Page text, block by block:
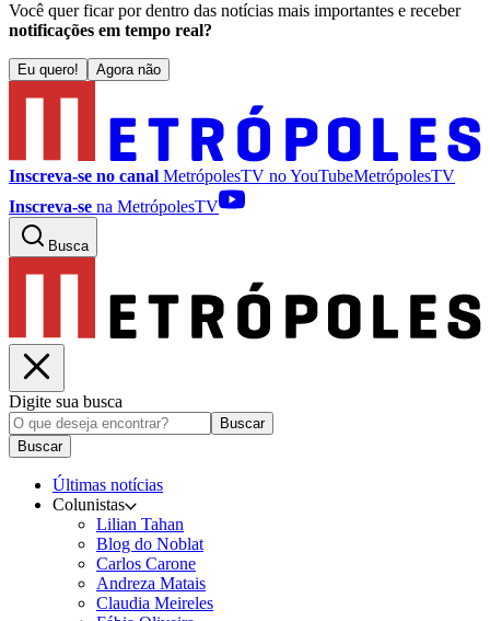
Você quer ficar por dentro das notícias mais importantes e receber
notificações em tempo real?
Eu quero! Agora não
Inscreva-se no canal MetrópolesTV noYouTubeMetrópolesTV
Inscreva-se na MetrópolesTV
Busca
Digite sua busca
Buscar
Buscar
Últimas notícias
Colunistas
Lilian Tahan
Blog do Noblat
Carlos Carone
Andreza Matais
Claudia Meireles